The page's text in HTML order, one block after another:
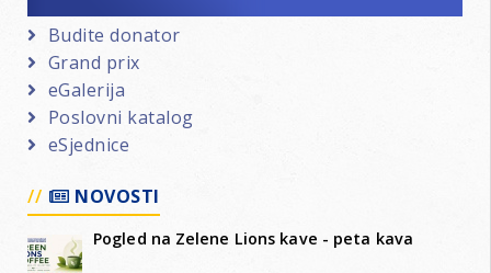
Budite donator
Grand prix
eGalerija
Poslovni katalog
eSjednice
NOVOSTI
Pogled na Zelene Lions kave - peta kava